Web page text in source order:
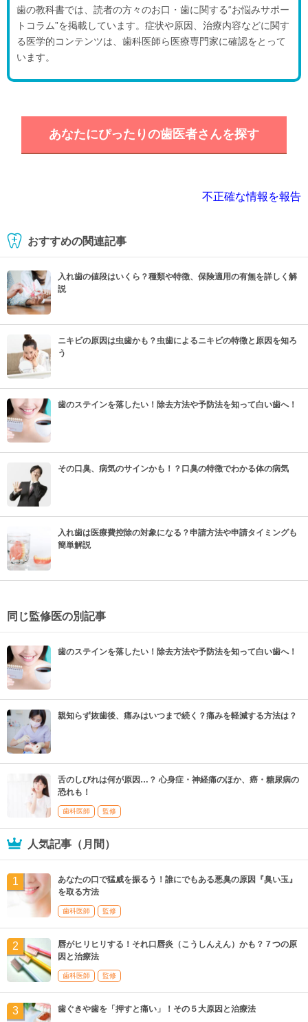
歯の教科書では、読者の方々のお口・歯に関する“お悩みサポー
トコラム”を掲載しています。症状や原因、治療内容などに関す
る医学的コンテンツは、歯科医師ら医療専門家に確認をとって
います。
あなたにぴったりの歯医者さんを探す
不正確な情報を報告
おすすめの関連記事
入れ歯の値段はいくら？種類や特徴、保険適用の有無を詳しく解
説
ニキビの原因は虫歯かも？虫歯によるニキビの特徴と原因を知ろ
う
歯のステインを落したい！除去方法や予防法を知って白い歯へ！
その口臭、病気のサインかも！？口臭の特徴でわかる体の病気
入れ歯は医療費控除の対象になる？申請方法や申請タイミングも
簡単解説
同じ監修医の別記事
歯のステインを落したい！除去方法や予防法を知って白い歯へ！
親知らず抜歯後、痛みはいつまで続く？痛みを軽減する方法は？
舌のしびれは何が原因…？ 心身症・神経痛のほか、癌・糖尿病の
恐れも！
歯科医師 監修
人気記事（月間）
あなたの口で猛威を振るう！誰にでもある悪臭の原因『臭い玉』
を取る方法
歯科医師 監修
唇がヒリヒリする！それ口唇炎（こうしんえん）かも？７つの原
因と治療法
歯科医師 監修
歯ぐきや歯を「押すと痛い」！その５大原因と治療法